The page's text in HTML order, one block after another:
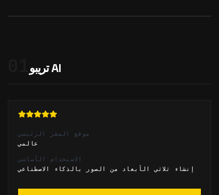
تريبو AI
موقع المقر الرئيسي
عالمي
الاستخدام الأساسي
إنشاء ثلاثي الأبعاد من الصور بالذكاء الاصطناعي